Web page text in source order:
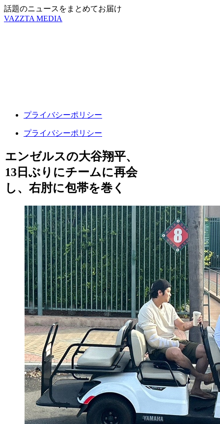
話題のニュースをまとめてお届け
VAZZTA MEDIA
プライバシーポリシー
プライバシーポリシー
エンゼルスの大谷翔平、
13日ぶりにチームに再会
し、右肘に包帯を巻く